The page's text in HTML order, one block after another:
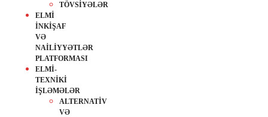
TÖVSİYƏLƏR
ELMİ
İNKİŞAF
VƏ
NAİLİYYƏTLƏR
PLATFORMASI
ELMİ-
TEXNİKİ
İŞLƏMƏLƏR
ALTERNATİV
VƏ